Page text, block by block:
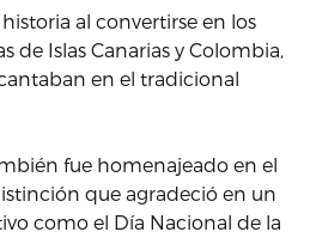
al convertirse en los
de Islas Canarias y Colombia,
en el tradicional
fue homenajeado en el
que agradeció en un
como el Día Nacional de la